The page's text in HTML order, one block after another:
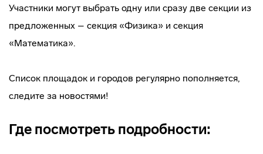
Участники могут выбрать одну или сразу две секции из
предложенных – секция «Физика» и секция
«Математика».
Список площадок и городов регулярно пополняется,
следите за новостями!
Где посмотреть подробности: